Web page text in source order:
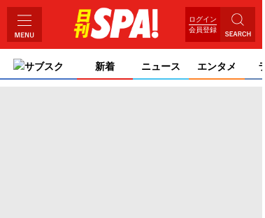
ログイン
会員登録
サブスク 新着 ニュース エンタメ